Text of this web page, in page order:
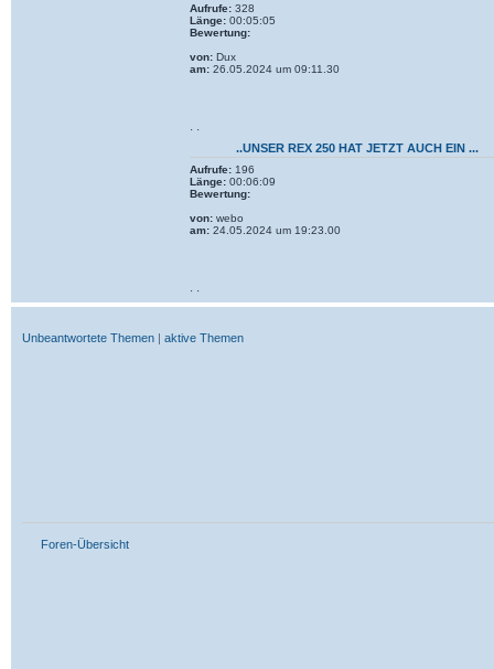
Aufrufe:328
Länge:00:05:05
Bewertung:
von:Dux
am:26.05.2024 um 09:11.30
· ·
..UNSER REX 250 HAT JETZT AUCH EIN ...
Aufrufe:196
Länge:00:06:09
Bewertung:
von:webo
am:24.05.2024 um 19:23.00
· ·
Unbeantwortete Themen | aktive Themen
Foren-Übersicht